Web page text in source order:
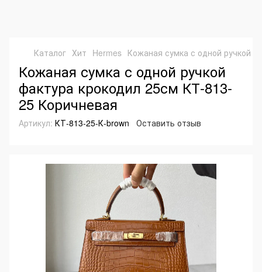
Каталог Хит Hermes Кожаная сумка с одной ручкой
Кожаная сумка с одной ручкой
фактура крокодил 25см КТ-813-
25 Коричневая
Артикул: КТ-813-25-К-brown Оставить отзыв